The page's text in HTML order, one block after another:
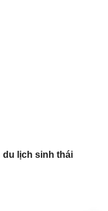
du lịch sinh thái